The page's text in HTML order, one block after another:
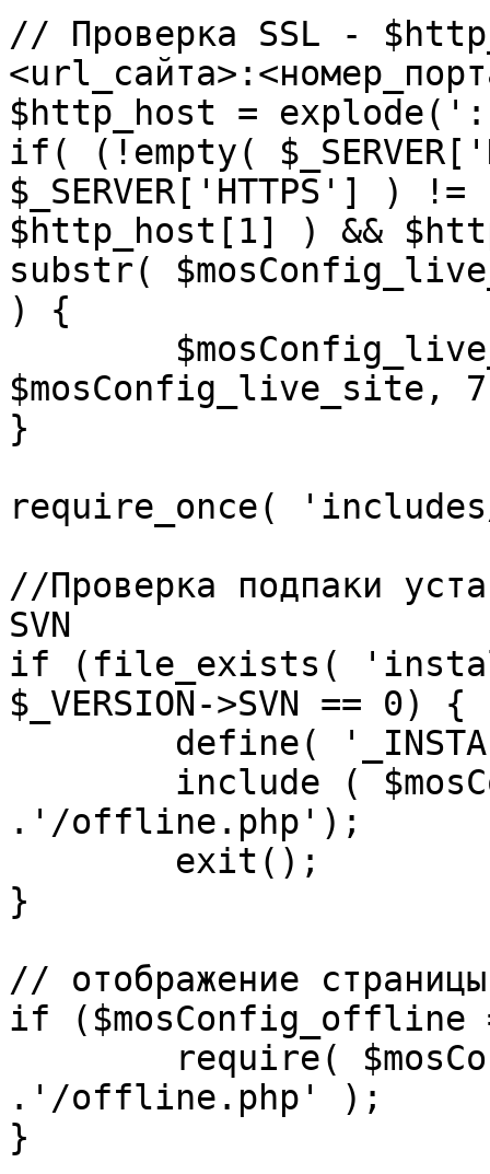
// Проверка SSL -
$http_host = explode(':',
if( (!empty(
$_SERVER['HTTPS']
$http_host[1] ) &&
substr(
) {
$mosConfig_live_site,
}
require_once(
//Проверка подпаки
SVN
if (file_exists(
$_VERSION->SVN == 0) {
.'/offline.php');
}
// отображение
if ($mosConfig_offline
.'/offline.php' );
}